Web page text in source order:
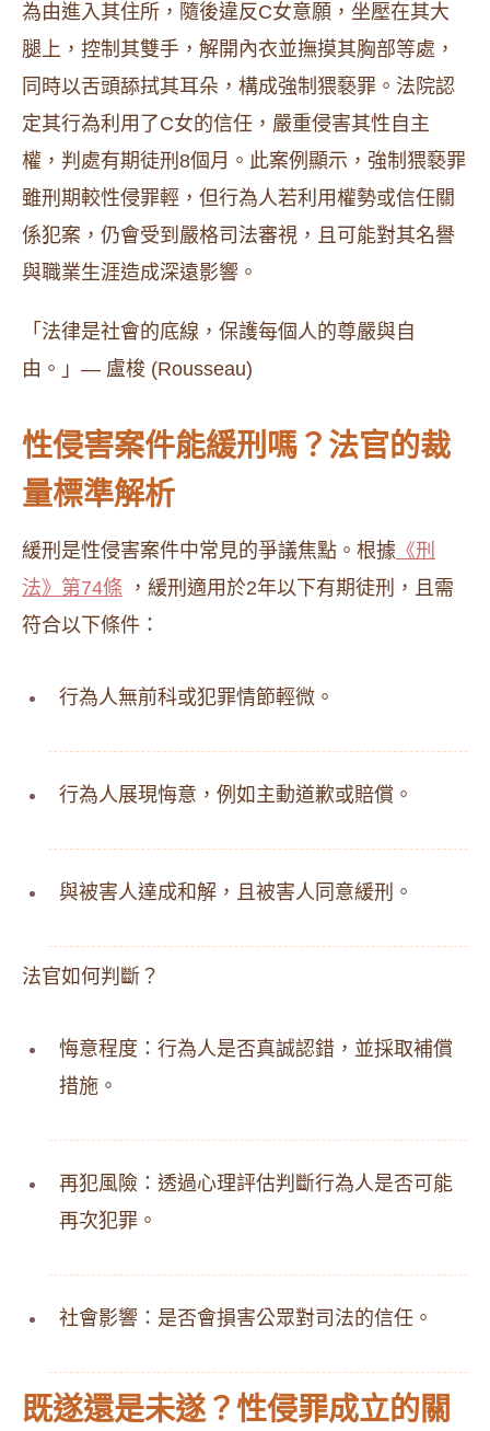
為由進入其住所，隨後違反C女意願，坐壓在其大
腿上，控制其雙手，解開內衣並撫摸其胸部等處，
同時以舌頭舔拭其耳朵，構成強制猥褻罪。法院認
定其行為利用了C女的信任，嚴重侵害其性自主
權，判處有期徒刑8個月。此案例顯示，強制猥褻罪
雖刑期較性侵罪輕，但行為人若利用權勢或信任關
係犯案，仍會受到嚴格司法審視，且可能對其名譽
與職業生涯造成深遠影響。
「法律是社會的底線，保護每個人的尊嚴與自
由。」— 盧梭 (Rousseau)
性侵害案件能緩刑嗎？法官的裁
量標準解析
緩刑是性侵害案件中常見的爭議焦點。根據 《刑
法》第74條 ，緩刑適用於2年以下有期徒刑，且需
符合以下條件：
行為人無前科或犯罪情節輕微。
行為人展現悔意，例如主動道歉或賠償。
與被害人達成和解，且被害人同意緩刑。
法官如何判斷？
悔意程度：行為人是否真誠認錯，並採取補償
措施。
再犯風險：透過心理評估判斷行為人是否可能
再次犯罪。
社會影響：是否會損害公眾對司法的信任。
既遂還是未遂？性侵罪成立的關